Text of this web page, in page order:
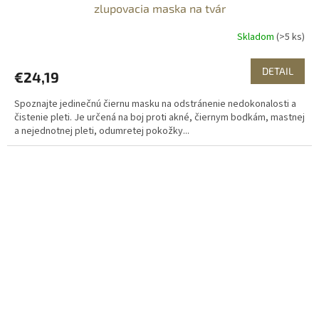
zlupovacia maska na tvár
Skladom (>5 ks)
€24,19 DETAIL
Spoznajte jedinečnú čiernu masku na odstránenie nedokonalosti a
čistenie pleti. Je určená na boj proti akné, čiernym bodkám, mastnej
a nejednotnej pleti, odumretej pokožky...